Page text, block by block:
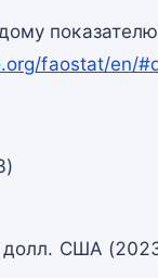
faostat/en/
долл. США